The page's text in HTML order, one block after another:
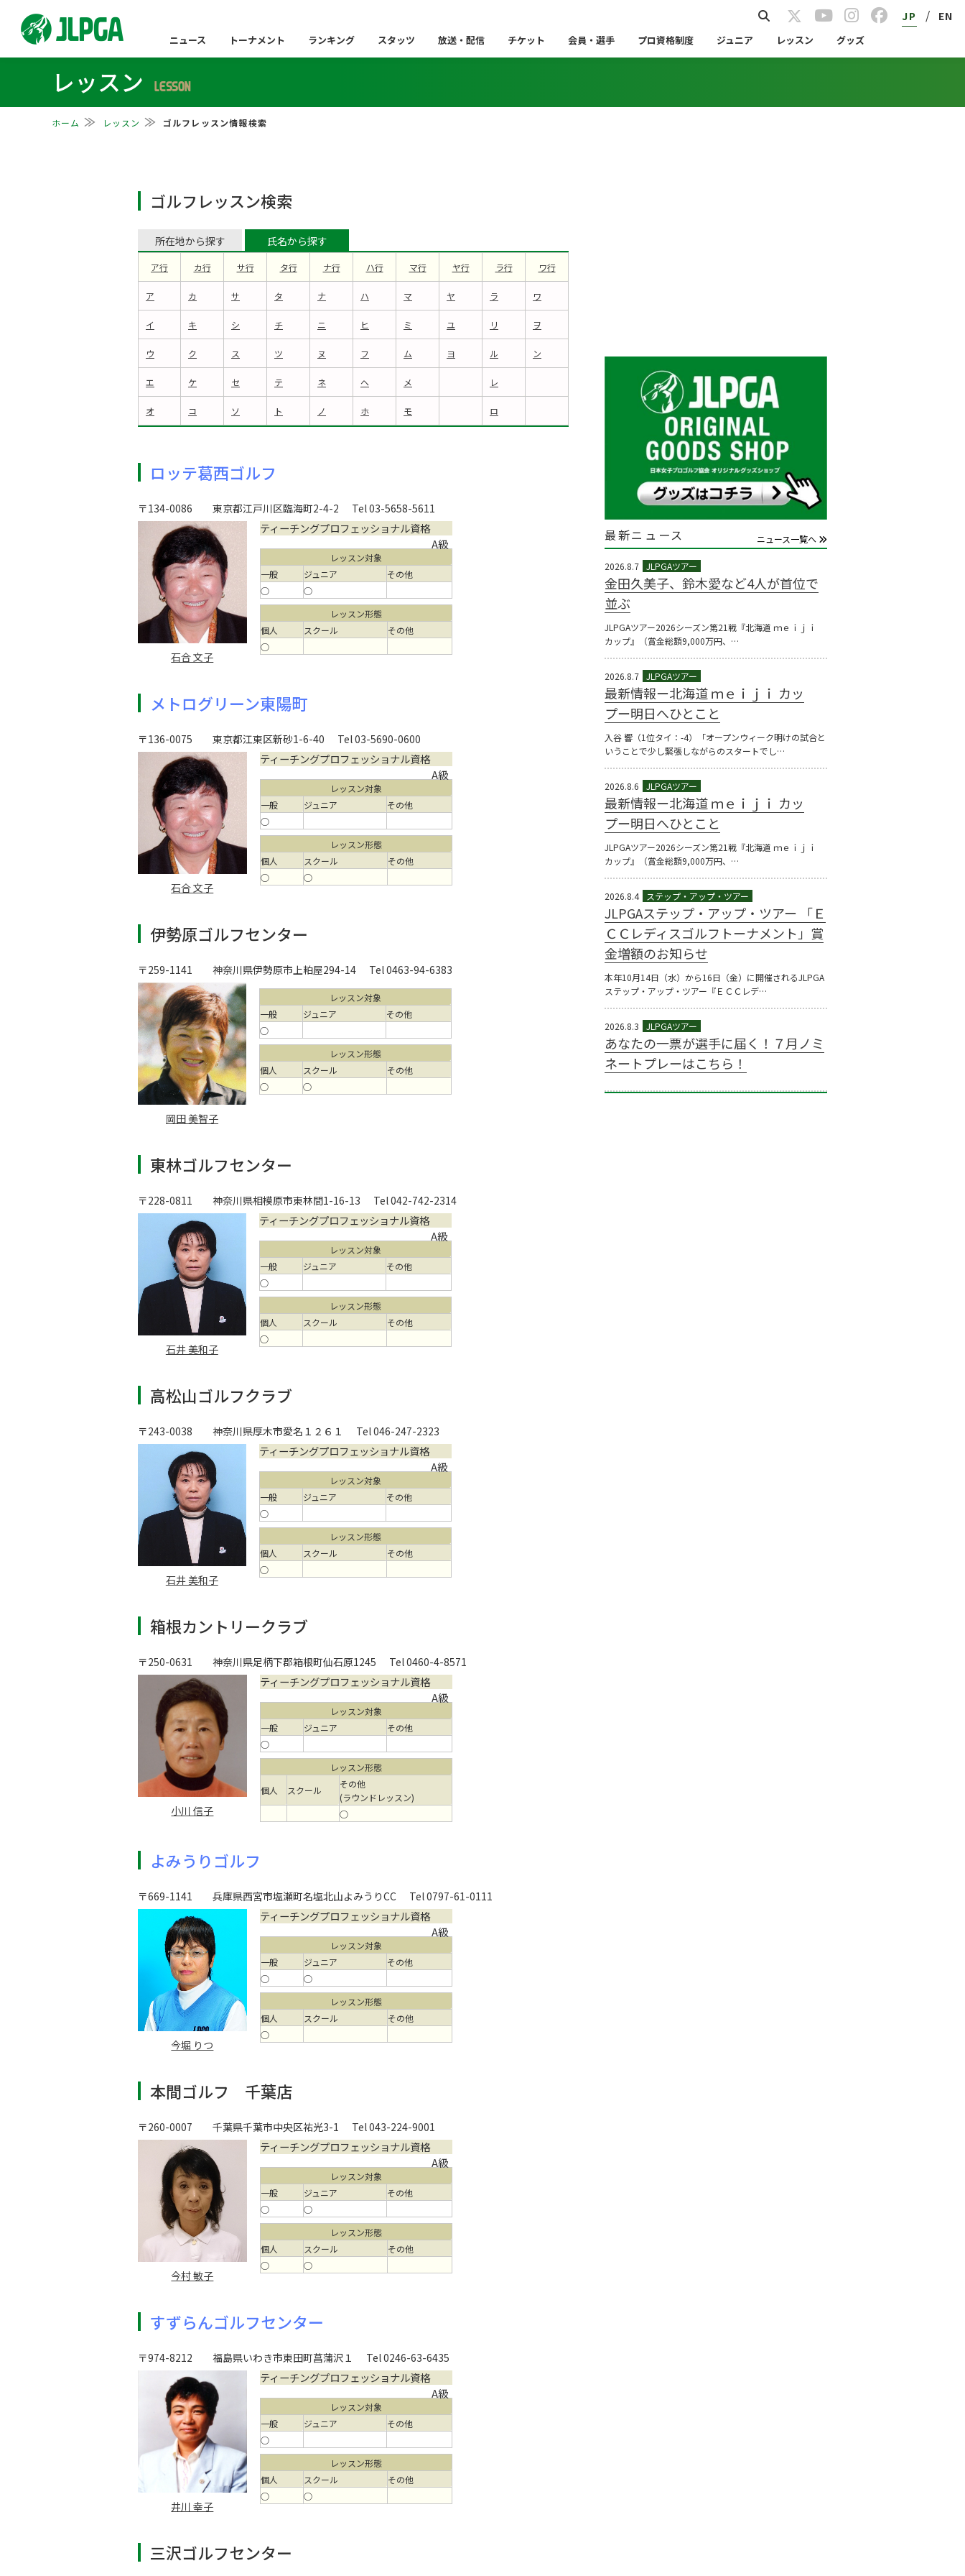
JP / EN
ニュース トーナメント ランキング スタッツ 放送・配信 チケット 会員・選手 プロ資格制度 ジュニア レッスン グッズ
レッスン LESSON
ホーム レッスン ゴルフレッスン情報検索
ゴルフレッスン検索
所在地から探す 氏名から探す
ア行 カ行 サ行 タ行 ナ行 ハ行 マ行 ヤ行 ラ行 ワ行
ア カ サ タ ナ ハ マ ヤ ラ ワ
イ キ シ チ ニ ヒ ミ ユ リ ヲ
ウ ク ス ツ ヌ フ ム ヨ ル ン
エ ケ セ テ ネ ヘ メ レ
オ コ ソ ト ノ ホ モ ロ
ロッテ葛西ゴルフ
〒134-0086 東京都江戸川区臨海町2-4-2 Tel 03-5658-5611
石合 文子
ティーチングプロフェッショナル資格
A級
レッスン対象
一般
ジュニア
その他
○
○
レッスン形態
個人
スクール
その他
○
メトログリーン東陽町
〒136-0075 東京都江東区新砂1-6-40 Tel 03-5690-0600
石合 文子
ティーチングプロフェッショナル資格
A級
レッスン対象
一般
ジュニア
その他
○
レッスン形態
個人
スクール
その他
○
○
伊勢原ゴルフセンター
〒259-1141 神奈川県伊勢原市上粕屋294-14 Tel 0463-94-6383
岡田 美智子
レッスン対象
一般
ジュニア
その他
○
レッスン形態
個人
スクール
その他
○
○
東林ゴルフセンター
〒228-0811 神奈川県相模原市東林間1-16-13 Tel 042-742-2314
石井 美和子
ティーチングプロフェッショナル資格
A級
レッスン対象
一般
ジュニア
その他
○
レッスン形態
個人
スクール
その他
○
高松山ゴルフクラブ
〒243-0038 神奈川県厚木市愛名１２６１ Tel 046-247-2323
石井 美和子
ティーチングプロフェッショナル資格
A級
レッスン対象
一般
ジュニア
その他
○
レッスン形態
個人
スクール
その他
○
箱根カントリークラブ
〒250-0631 神奈川県足柄下郡箱根町仙石原1245 Tel 0460-4-8571
小川 信子
ティーチングプロフェッショナル資格
A級
レッスン対象
一般
ジュニア
その他
○
レッスン形態
個人
スクール
その他
(ラウンドレッスン)
○
よみうりゴルフ
〒669-1141 兵庫県西宮市塩瀬町名塩北山よみうりCC Tel 0797-61-0111
今堀 りつ
ティーチングプロフェッショナル資格
A級
レッスン対象
一般
ジュニア
その他
○
○
レッスン形態
個人
スクール
その他
○
本間ゴルフ 千葉店
〒260-0007 千葉県千葉市中央区祐光3-1 Tel 043-224-9001
今村 敏子
ティーチングプロフェッショナル資格
A級
レッスン対象
一般
ジュニア
その他
○
○
レッスン形態
個人
スクール
その他
○
○
すずらんゴルフセンター
〒974-8212 福島県いわき市東田町菖蒲沢１ Tel 0246-63-6435
井川 幸子
ティーチングプロフェッショナル資格
A級
レッスン対象
一般
ジュニア
その他
○
レッスン形態
個人
スクール
その他
○
○
三沢ゴルフセンター
最新ニュース ニュース一覧へ
2026.8.7
金田久美子、鈴木愛など4人が首位で
並ぶ
JLPGAツアー2026シーズン第21戦『北海道 ｍｅｉｊｉ
カップ』（賞金総額9,000万円、…
2026.8.7
最新情報ー北海道 ｍｅｉｊｉ カッ
プー明日へひとこと
入谷 響（1位タイ：-4）「オープンウィーク明けの試合と
いうことで少し緊張しながらのスタートでし…
2026.8.6
最新情報ー北海道 ｍｅｉｊｉ カッ
プー明日へひとこと
JLPGAツアー2026シーズン第21戦『北海道 ｍｅｉｊｉ
カップ』（賞金総額9,000万円、…
2026.8.4
JLPGAステップ・アップ・ツアー 「Ｅ
ＣＣレディスゴルフトーナメント」賞
金増額のお知らせ
本年10月14日（水）から16日（金）に開催されるJLPGA
ステップ・アップ・ツアー『ＥＣＣレデ…
2026.8.3
あなたの一票が選手に届く！７月ノミ
ネートプレーはこちら！